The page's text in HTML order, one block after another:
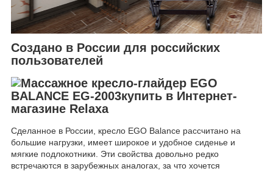
Создано в России для российских
пользователей
Сделанное в России, кресло EGO Balance рассчитано на
большие нагрузки, имеет широкое и удобное сиденье и
мягкие подлокотники. Эти свойства довольно редко
встречаются в зарубежных аналогах, за что хочется